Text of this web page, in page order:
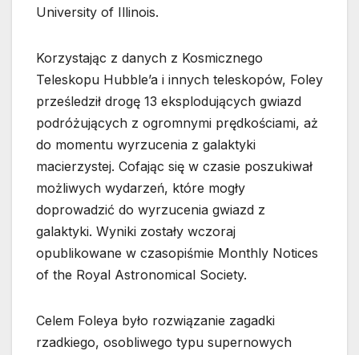
University of Illinois.
Korzystając z danych z Kosmicznego
Teleskopu Hubble’a i innych teleskopów, Foley
prześledził drogę 13 eksplodujących gwiazd
podróżujących z ogromnymi prędkościami, aż
do momentu wyrzucenia z galaktyki
macierzystej. Cofając się w czasie poszukiwał
możliwych wydarzeń, które mogły
doprowadzić do wyrzucenia gwiazd z
galaktyki. Wyniki zostały wczoraj
opublikowane w czasopiśmie Monthly Notices
of the Royal Astronomical Society.
Celem Foleya było rozwiązanie zagadki
rzadkiego, osobliwego typu supernowych